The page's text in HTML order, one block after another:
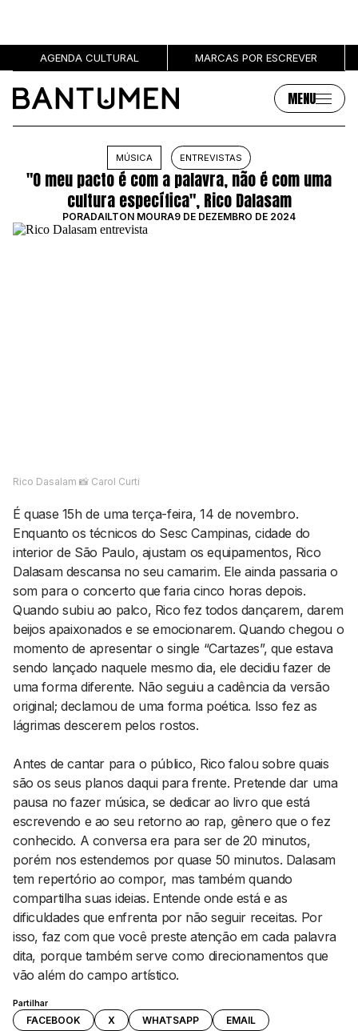
AGENDA CULTURAL MARCAS POR ESCREVER
MENU
MÚSICA
SOCIEDADE
CULTURA
Sobre
SOBRE NÓS
PUBLICIDADE
Contactos
EMAIL
GERAL@BANTUMEN.COM
WHATSAPP
+351 912 127 577
Pesquisar
MÚSICA ENTREVISTAS
"O meu pacto é com a palavra, não é com uma
cultura específica", Rico Dalasam
PORADAILTON MOURA9 DE DEZEMBRO DE 2024
Rico Dasalam 📸 Carol Curti
Partilhar
FACEBOOK X WHATSAPP EMAIL
É quase 15h de uma terça-feira, 14 de novembro.
Enquanto os técnicos do Sesc Campinas, cidade do
interior de São Paulo, ajustam os equipamentos, Rico
Dalasam descansa no seu camarim. Ele ainda passaria o
som para o concerto que faria cinco horas depois.
Quando subiu ao palco, Rico fez todos dançarem, darem
beijos apaixonados e se emocionarem. Quando chegou o
momento de apresentar o single “Cartazes”, que estava
sendo lançado naquele mesmo dia, ele decidiu fazer de
uma forma diferente. Não seguiu a cadência da versão
original; declamou de uma forma poética. Isso fez as
lágrimas descerem pelos rostos.
Antes de cantar para o público, Rico falou sobre quais
são os seus planos daqui para frente. Pretende dar uma
pausa no fazer música, se dedicar ao livro que está
escrevendo e ao seu retorno ao rap, gênero que o fez
conhecido. A conversa era para ser de 20 minutos,
porém nos estendemos por quase 50 minutos. Dalasam
tem repertório ao compor, mas também quando
compartilha suas ideias. Entende onde está e as
dificuldades que enfrenta por não seguir receitas. Por
isso, faz com que você preste atenção em cada palavra
dita, porque também serve como direcionamentos que
vão além do campo artístico.